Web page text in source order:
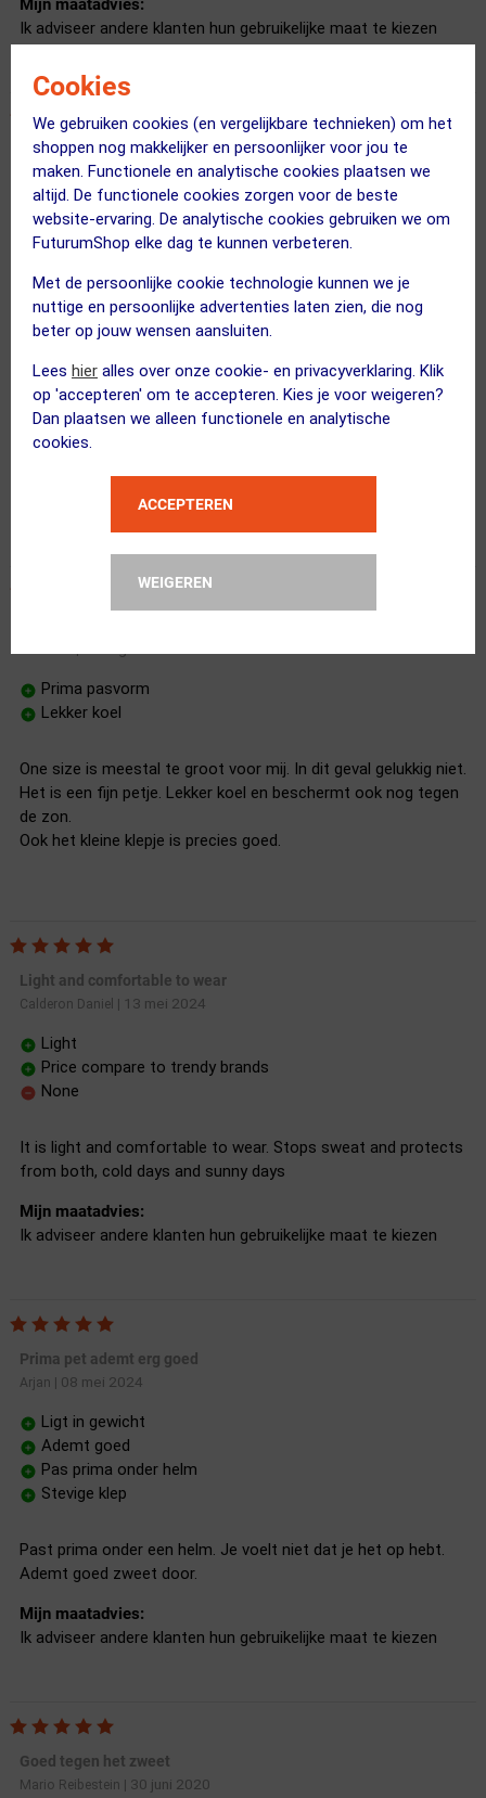
Cookies
We gebruiken cookies (en vergelijkbare technieken) om het
shoppen nog makkelijker en persoonlijker voor jou te
maken. Functionele en analytische cookies plaatsen we
altijd. De functionele cookies zorgen voor de beste
website-ervaring. De analytische cookies gebruiken we om
FuturumShop elke dag te kunnen verbeteren.
Met de persoonlijke cookie technologie kunnen we je
nuttige en persoonlijke advertenties laten zien, die nog
beter op jouw wensen aansluiten.
Lees hier alles over onze cookie- en privacyverklaring. Klik
op 'accepteren' om te accepteren. Kies je voor weigeren?
Dan plaatsen we alleen functionele en analytische
cookies.
ACCEPTEREN
WEIGEREN
Mijn maatadvies:
Ik adviseer andere klanten hun gebruikelijke maat te kiezen
Hoofdzaak bij fietsen rond de evenaar met dun hoofdhaar
Paul Lemmen|20 april 2024
Licht
Prettige stof
Dun
Ziet er goed uit
Wanner een bijzaak zoals een petje een hoofdzaak wordt.
Na 5 dagen fietsen in Kenia is het petje uitgebreid getest. Mijn
hoofd is beschermd tegen de zon en het zweet wordt goed
uit je gezicht gehouden. Petje af voor petje op.
Mijn maatadvies:
Ik adviseer andere klanten hun gebruikelijke maat te kiezen
Prima pasvorm
Lekker koel
One size is meestal te groot voor mij. In dit geval gelukkig niet.
Het is een fijn petje. Lekker koel en beschermt ook nog tegen
de zon.
Ook het kleine klepje is precies goed.
Light and comfortable to wear
Calderon Daniel 13 mei 2024
Light
Price compare to trendy brands
None
It is light and comfortable to wear. Stops sweat and protects
from both, cold days and sunny days
Mijn maatadvies:
Ik adviseer andere klanten hun gebruikelijke maat te kiezen
Prima pet ademt erg goed
Arjan 08 mei 2024
Ligt in gewicht
Ademt goed
Pas prima onder helm
Stevige klep
Past prima onder een helm. Je voelt niet dat je het op hebt.
Ademt goed zweet door.
Mijn maatadvies:
Ik adviseer andere klanten hun gebruikelijke maat te kiezen
Goed tegen het zweet
Mario Reibestein 30 juni 2020